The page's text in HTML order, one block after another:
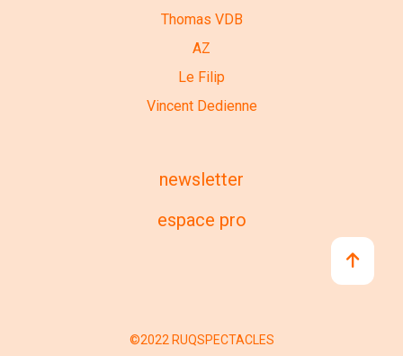
Thomas VDB
AZ
Le Filip
Vincent Dedienne
newsletter
espace pro
©2022 RUQSPECTACLES